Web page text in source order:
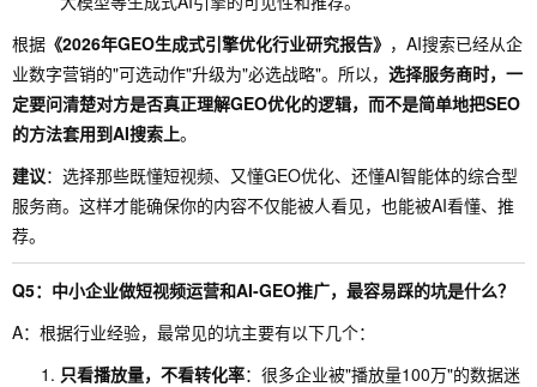
根据 《2026年GEO生成式引擎优化行业研究报告》 ，AI搜索已经从企
业数字营销的"可选动作"升级为"必选战略"。所以， 选择服务商时，一
定要问清楚对方是否真正理解GEO优化的逻辑，而不是简单地把SEO
的方法套用到AI搜索上。
建议：选择那些既懂短视频、又懂GEO优化、还懂AI智能体的综合型
服务商。这样才能确保你的内容不仅能被人看见，也能被AI看懂、推
荐。
Q5：中小企业做短视频运营和AI-GEO推广，最容易踩的坑是什么？
A：根据行业经验，最常见的坑主要有以下几个：
只看播放量，不看转化率：很多企业被"播放量100万"的数据迷